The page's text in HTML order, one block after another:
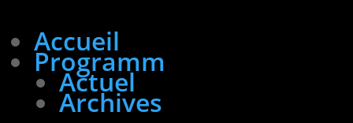
Accueil
Programm
Actuel
Archives